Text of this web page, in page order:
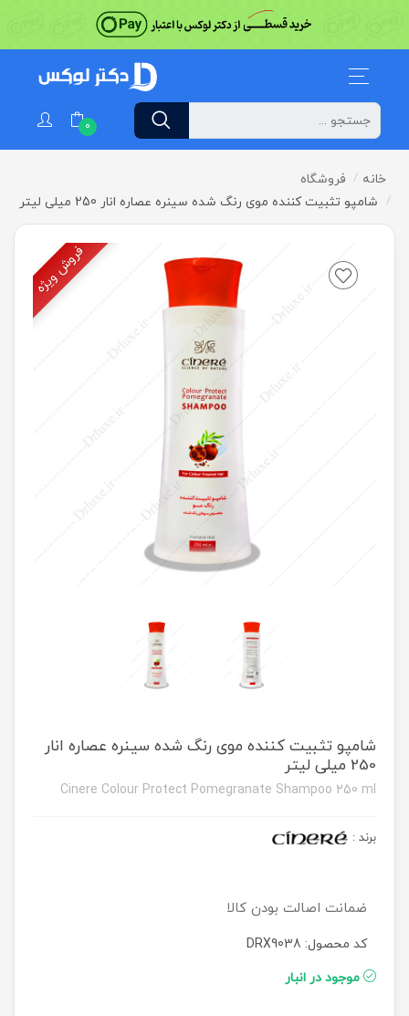
0
خانه
فروشگاه
شامپو تثبیت کننده موی رنگ شده سینره عصاره انار 250 میلی لیتر
فروش ویژه
شامپو تثبیت کننده موی رنگ شده سینره عصاره انار
250 میلی لیتر
Cinere Colour Protect Pomegranate Shampoo 250 ml
برند :
ضمانت اصالت بودن کالا
کد محصول: DRX9038
موجود در انبار